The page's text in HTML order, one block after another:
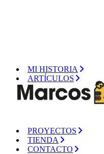
MI HISTORIA
ARTÍCULOS
PROYECTOS
TIENDA
CONTACTO